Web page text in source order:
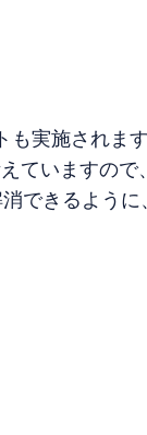
も実施されま
ていますので
できるように